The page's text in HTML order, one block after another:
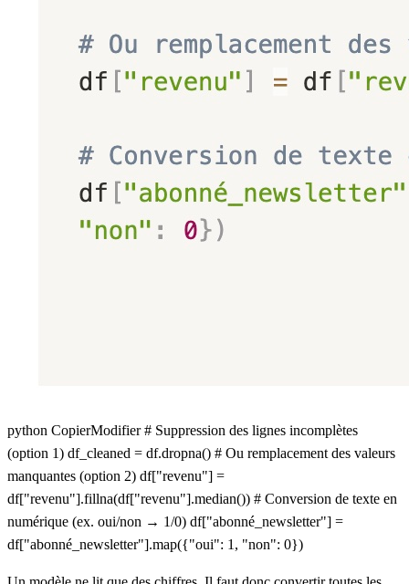
python CopierModifier # Suppression des lignes incomplètes
(option 1) df_cleaned = df.dropna() # Ou remplacement des valeurs
manquantes (option 2) df["revenu"] =
df["revenu"].fillna(df["revenu"].median()) # Conversion de texte en
numérique (ex. oui/non → 1/0) df["abonné_newsletter"] =
df["abonné_newsletter"].map({"oui": 1, "non": 0})